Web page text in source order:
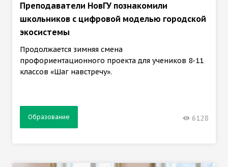
Преподаватели НовГУ познакомили
школьников с цифровой моделью городской
экосистемы
Продолжается зимняя смена
профориентационного проекта для учеников 8-11
классов «Шаг навстречу».
Образование 6128